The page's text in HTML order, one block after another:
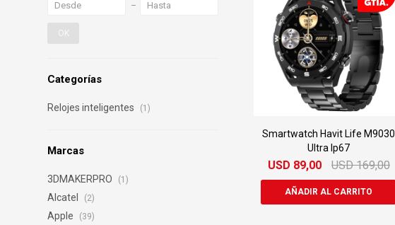
Categorías
Relojes inteligentes (1)
Marcas
3DMAKERPRO (1)
Alcatel (2)
Apple (39)
OK
Smartwatch Havit Life M9030
Ultra Ip67
USD 89,00 USD 169,00